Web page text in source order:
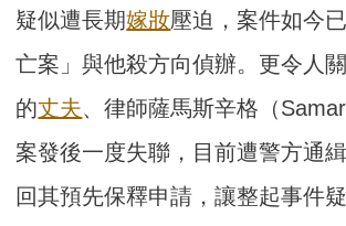
疑似遭長期嫁妝壓迫，案件如今
亡案」與他殺方向偵辦。更令人
的丈夫、律師薩馬斯辛格（
案發後一度失聯，目前遭警方通
回其預先保釋申請，讓整起事件